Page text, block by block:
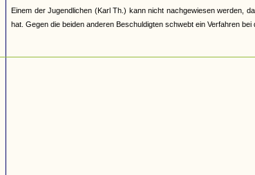
Einem der Jugendlichen (Karl Th.) kann nicht nachgewiesen werden,
hat. Gegen die beiden anderen Beschuldigten schwebt ein Verfahren bei